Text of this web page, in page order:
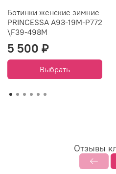
Ботинки женские зимние
PRINCESSA A93-19M-P772
\F39-498M
5 500 ₽
Выбрать
Отзывы